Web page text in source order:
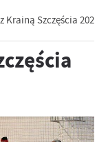
Krainą Szczęścia 2024